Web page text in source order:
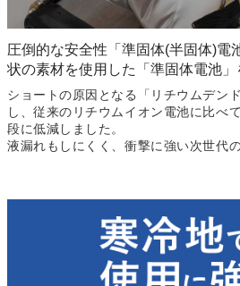
圧倒的な安全性「準固体(半固体)電
状の素材を使用した
「準固体電池」
ショートの原因となる「リチウムデン
し、従来のリチウムイオン電池に比べ
段に低減しました。
液漏れもしにくく、衝撃に強い次世代